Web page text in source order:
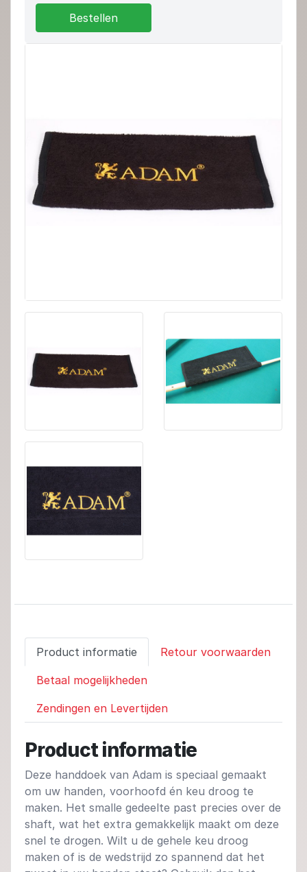
Bestellen
Product informatie Retour voorwaarden
Betaal mogelijkheden
Zendingen en Levertijden
Product informatie
Deze handdoek van Adam is speciaal gemaakt
om uw handen, voorhoofd én keu droog te
maken. Het smalle gedeelte past precies over de
shaft, wat het extra gemakkelijk maakt om deze
snel te drogen. Wilt u de gehele keu droog
maken of is de wedstrijd zo spannend dat het